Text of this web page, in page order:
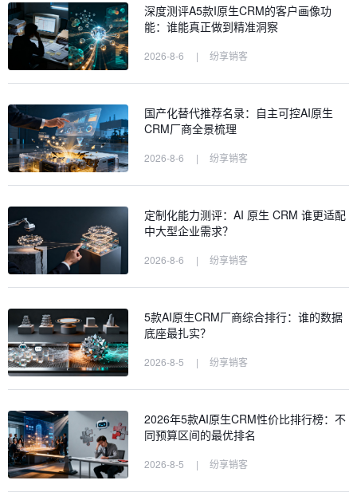
深度测评A5款I原生CRM的客户画像功
能：谁能真正做到精准洞察
2026-8-6 | 纷享销客
国产化替代推荐名录：自主可控AI原生
CRM厂商全景梳理
2026-8-6 | 纷享销客
定制化能力测评：AI 原生 CRM 谁更适配
中大型企业需求？
2026-8-6 | 纷享销客
5款AI原生CRM厂商综合排行：谁的数据
底座最扎实？
2026-8-5 | 纷享销客
2026年5款AI原生CRM性价比排行榜：不
同预算区间的最优排名
2026-8-5 | 纷享销客